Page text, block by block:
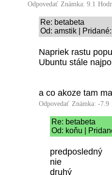
Odpovedať Známka: 9.1
Re: betabeta
Od: amstik |
Napriek rastu
Ubuntu stále
a co akoze tam
Odpovedať Známka: -7.9
Re: betabeta
Od: koňu |
predposledný
nie
druhý